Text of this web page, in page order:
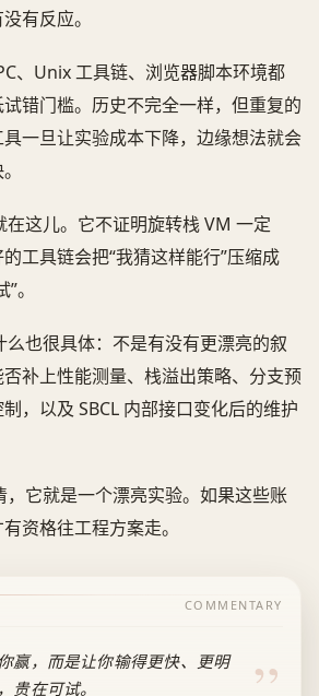
有反应。
、Unix 工具链、浏览器脚本环境都
错门槛。历史不完全一样，但重复的
一旦让实验成本下降，边缘想法就会
在这儿。它不证明旋转栈 VM 一定
工具链会把“我猜这样能行”压缩成
。
么也很具体：不是有没有更漂亮的叙
补上性能测量、栈溢出策略、分支预
，以及 SBCL 内部接口变化后的维护
，它就是一个漂亮实验。如果这些账
资格往工程方案走。
COMMENTARY
赢，而是让你输得更快、更明
贵在可试。